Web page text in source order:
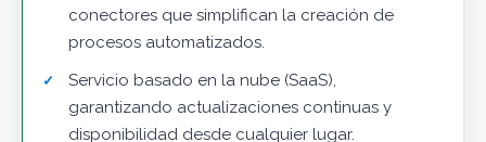
conectores que simplifican la creación de
procesos automatizados.
Servicio basado en la nube (SaaS),
garantizando actualizaciones continuas y
disponibilidad desde cualquier lugar.